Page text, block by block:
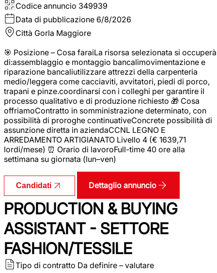
Codice annuncio 349939
Data di pubblicazione 6/8/2026
Città Gorla Maggiore
🎯 Posizione – Cosa faraiLa risorsa selezionata si occuperà
di:assemblaggio e montaggio bancalimovimentazione e
riparazione bancaliutilizzare attrezzi della carpenteria
medio/leggera come cacciaviti, avvitatori, piedi di porco,
trapani e pinze.coordinarsi con i colleghi per garantire il
processo qualitativo e di produzione richiesto 🎁 Cosa
offriamoContratto in somministrazione determinato, con
possibilità di proroghe continuativeConcrete possibilità di
assunzione diretta in aziendaCCNL LEGNO E
ARREDAMENTO ARTIGIANATO Livello 4 (€ 1639,71
lordi/mese) ⏰ Orario di lavoroFull-time 40 ore alla
settimana su giornata (lun–ven)
Candidati Dettaglio annuncio
PRODUCTION & BUYING
ASSISTANT - SETTORE
FASHION/TESSILE
Tipo di contratto Da definire – valutare